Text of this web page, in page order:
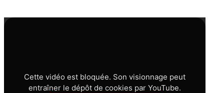
Cette vidéo est bloquée. Son visionnage peut
entraîner le dépôt de cookies par YouTube.